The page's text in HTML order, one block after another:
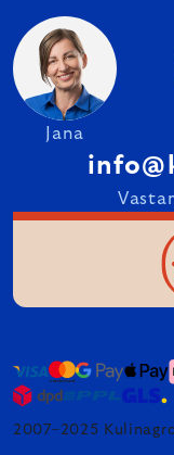
Jana
2007–2025